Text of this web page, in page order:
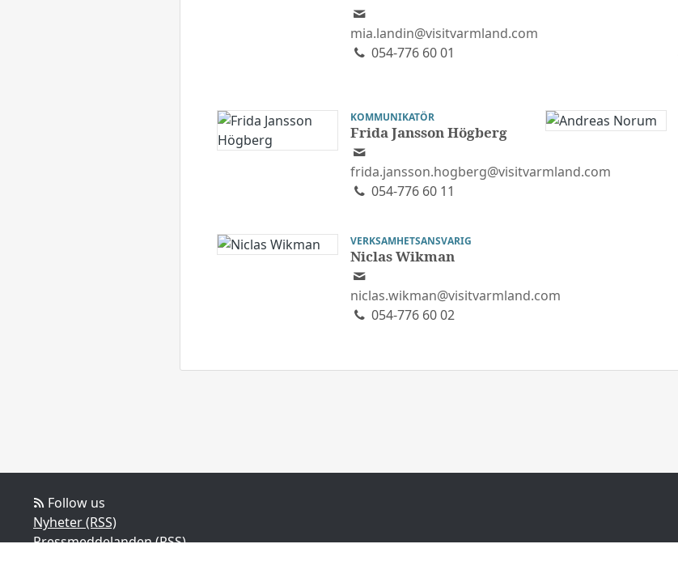
mia.landin@visitvarmland.com
054-776 60 01
KOMMUNIKATÖR
Frida Jansson Högberg
frida.jansson.hogberg@visitvarmland.com
054-776 60 11
VERKSAMHETSANSVARIG
Niclas Wikman
niclas.wikman@visitvarmland.com
054-776 60 02
Follow us
Nyheter (RSS)
Pressmeddelanden (RSS)